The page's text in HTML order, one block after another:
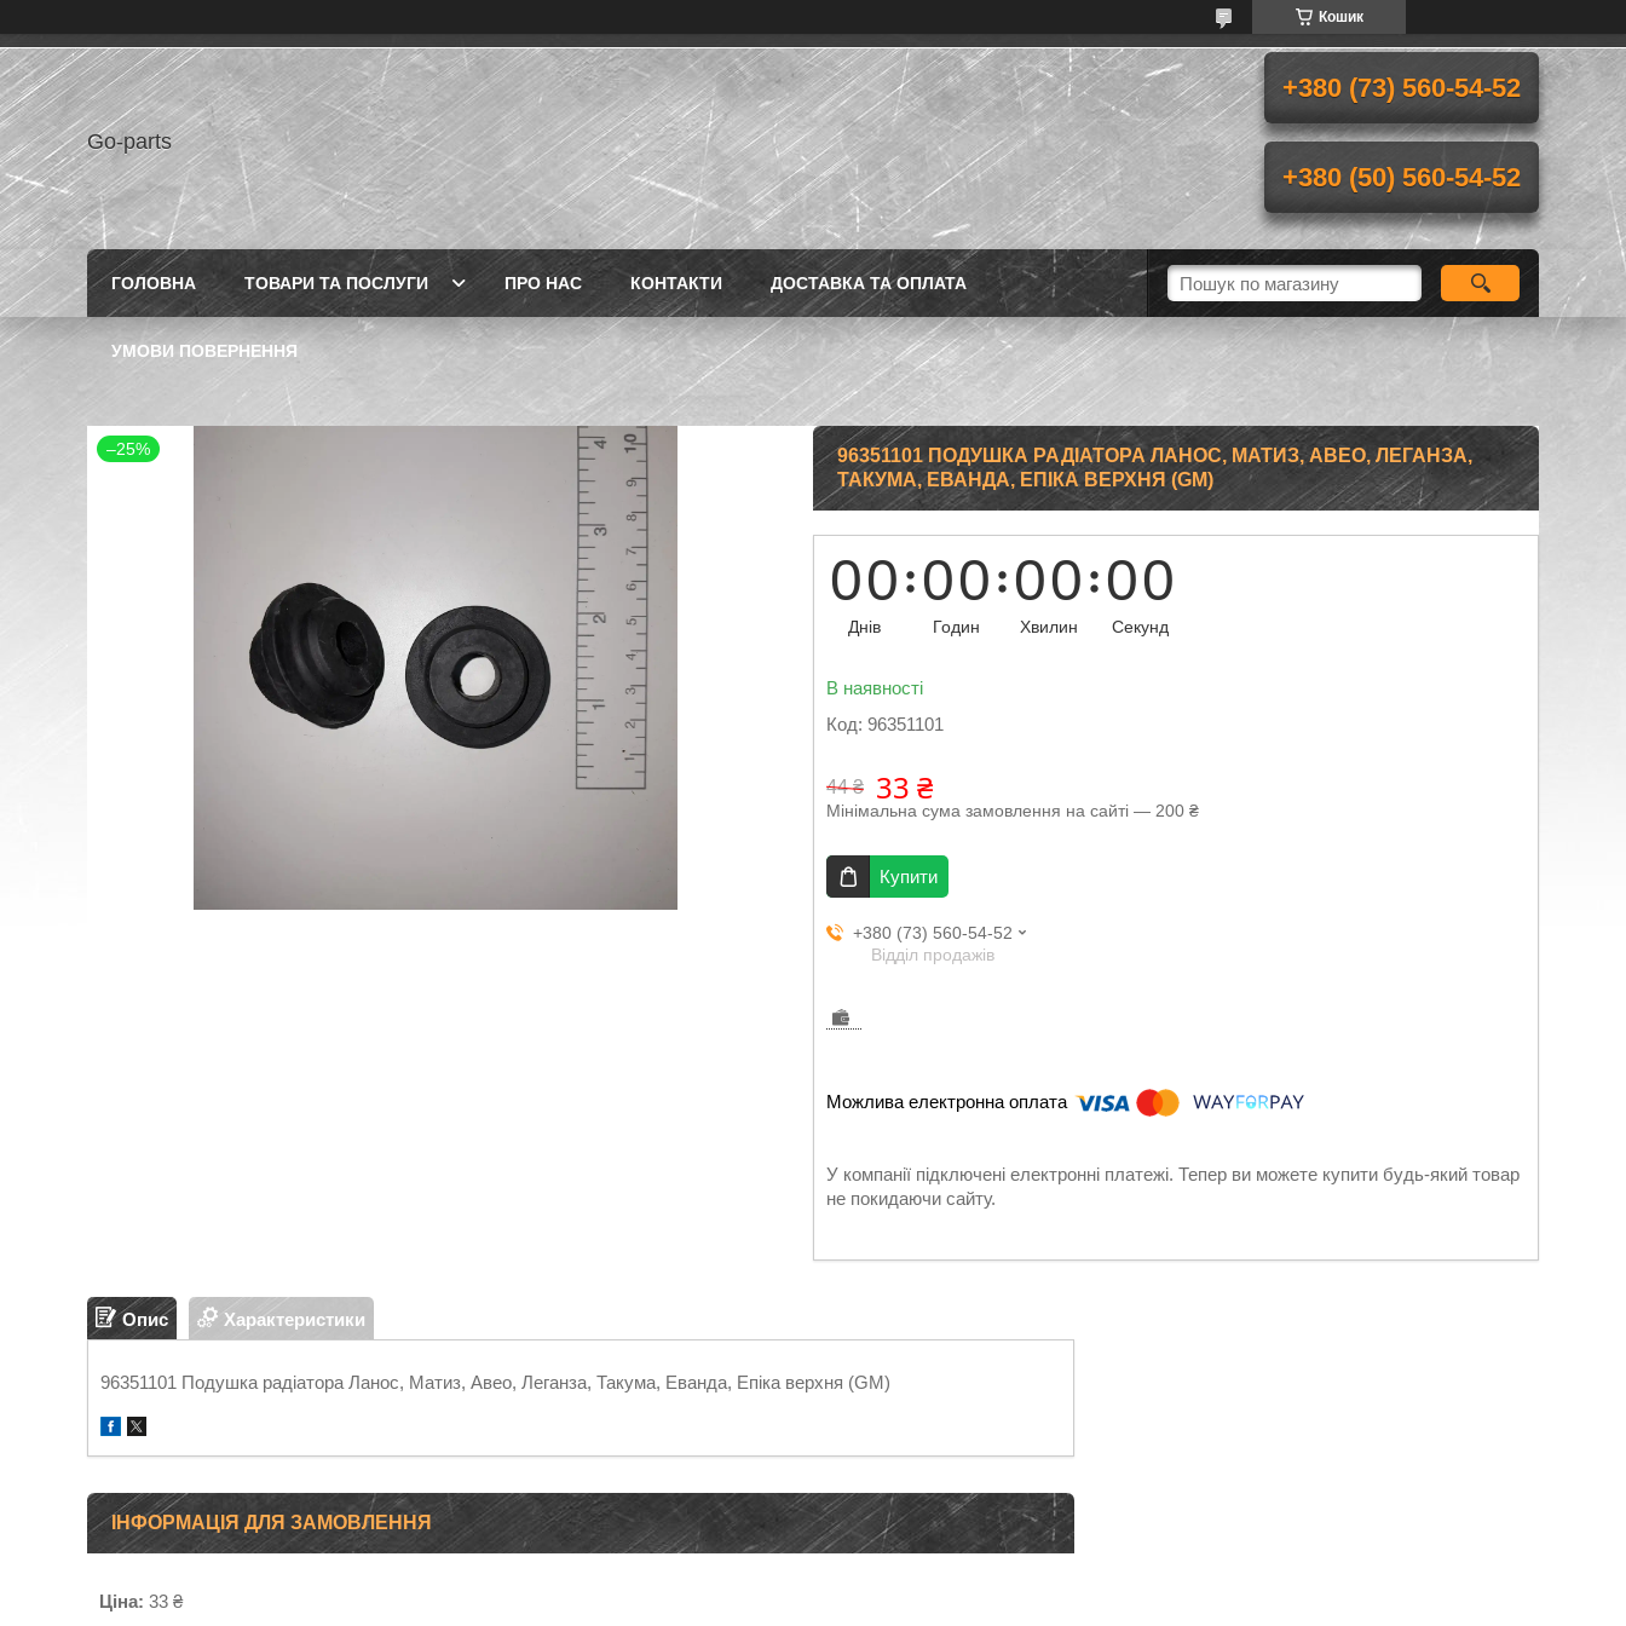
Кошик
Go-parts
+380 (73) 560-54-52
+380 (50) 560-54-52
ГОЛОВНА ТОВАРИ ТА ПОСЛУГИ ПРО НАС КОНТАКТИ ДОСТАВКА ТА ОПЛАТА
УМОВИ ПОВЕРНЕННЯ
–25%
96351101 ПОДУШКА РАДІАТОРА ЛАНОС, МАТИЗ, АВЕО, ЛЕГАНЗА,
ТАКУМА, ЕВАНДА, ЕПІКА ВЕРХНЯ (GM)
00
Днів
00
Годин
00
Хвилин
00
Секунд
В наявності
Код: 96351101
44 ₴ 33 ₴
Мінімальна сума замовлення на сайті — 200 ₴
Купити
+380 (73) 560-54-52
Відділ продажів
У компанії підключені електронні платежі. Тепер ви можете купити будь-який товар
не покидаючи сайту.
Опис Характеристики
96351101 Подушка радіатора Ланос, Матиз, Авео, Леганза, Такума, Еванда, Епіка верхня (GM)
ІНФОРМАЦІЯ ДЛЯ ЗАМОВЛЕННЯ
Ціна: 33 ₴